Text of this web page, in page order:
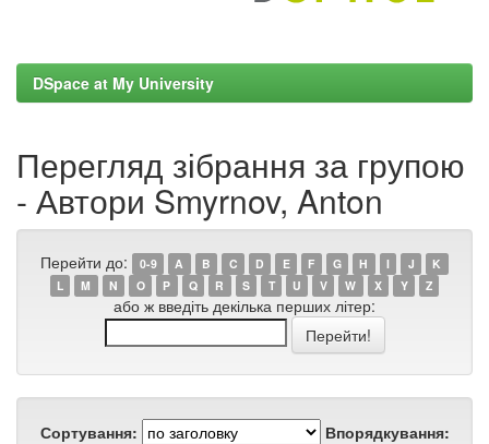
DSpace at My University
Перегляд зібрання за групою
- Автори Smyrnov, Anton
Перейти до: 0-9 A B C D E F G H I J
K
L
M N O P Q R S T U V W X Y Z
або ж введіть декілька перших літер:
Сортування:
Впорядкування: